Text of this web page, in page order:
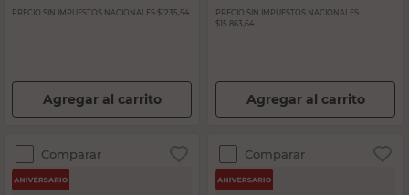
PRECIO SIN IMPUESTOS NACIONALES: $1235,54
Agregar al carrito
PRECIO SIN IMPUESTOS NACIONALES:
$15.863,64
Agregar al carrito
Comparar Comparar